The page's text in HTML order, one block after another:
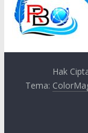
Hak
Tema: